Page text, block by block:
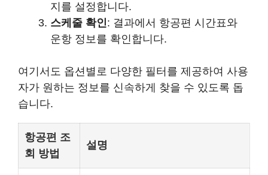
지를 설정합니다.
스케줄 확인: 결과에서 항공편 시간표와
운항 정보를 확인합니다.
여기서도 옵션별로 다양한 필터를 제공하여 사용
자가 원하는 정보를 신속하게 찾을 수 있도록 돕
습니다.
항공편 조
회 방법
설명